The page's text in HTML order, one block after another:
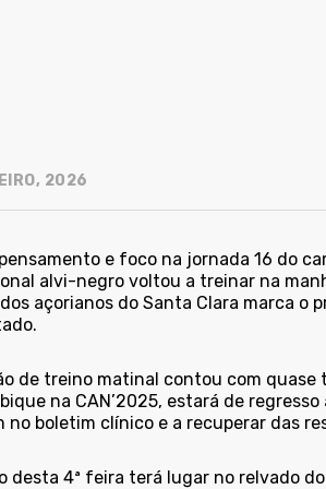
2026
e foco na jornada 16 do
alvi-negro voltou a treinar na
açorianos do Santa Clara marca o
de treino matinal contou com quase
na CAN’2025, estará de
no boletim clínico e a recuperar das
desta 4ª feira terá lugar no relvado